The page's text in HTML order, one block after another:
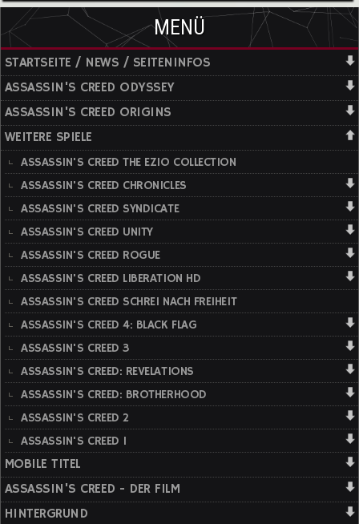
MENÜ
STARTSEITE / NEWS / SEITENINFOS
ASSASSIN'S CREED ODYSSEY
ASSASSIN'S CREED ORIGINS
WEITERE SPIELE
ASSASSIN'S CREED THE EZIO COLLECTION
ASSASSIN'S CREED CHRONICLES
ASSASSIN'S CREED SYNDICATE
ASSASSIN'S CREED UNITY
ASSASSIN'S CREED ROGUE
ASSASSIN'S CREED LIBERATION HD
ASSASSIN'S CREED SCHREI NACH FREIHEIT
ASSASSIN'S CREED 4: BLACK FLAG
ASSASSIN'S CREED 3
ASSASSIN'S CREED: REVELATIONS
ASSASSIN'S CREED: BROTHERHOOD
ASSASSIN'S CREED 2
ASSASSIN'S CREED 1
MOBILE TITEL
ASSASSIN'S CREED - DER FILM
HINTERGRUND